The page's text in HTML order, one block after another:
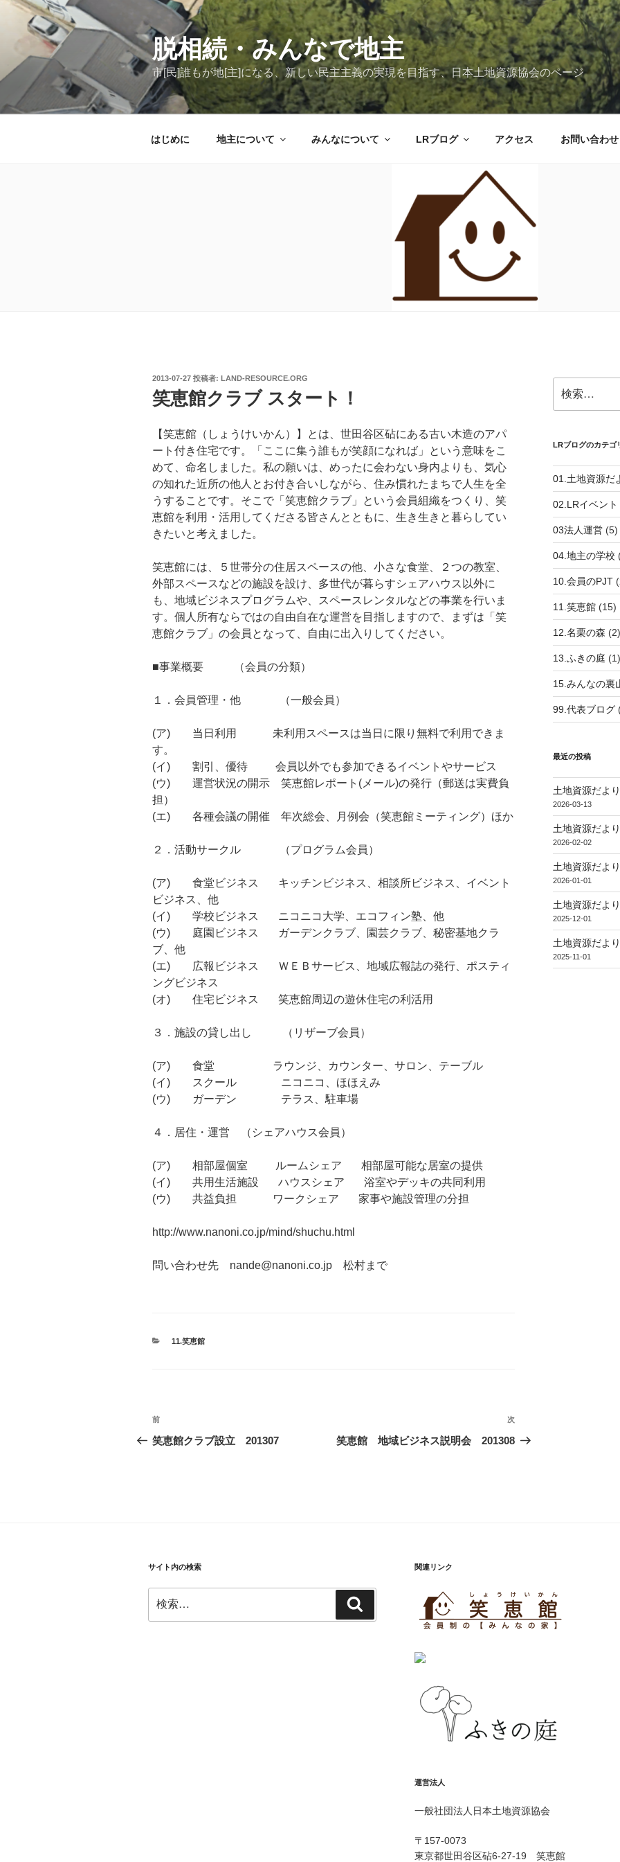
ツ
ス
脱相続・みんなで地主
市[民]誰もが地[主]になる、新しい民主主義の実現を目指す、日本土地資源協会のページ
はじめに 地主について みんなについて LRブログ アクセス お問い合わせ
投
稿
日:
2013-07-27 投稿者: LAND-RESOURCE.ORG
笑恵館クラブ スタート！
【笑恵館（しょうけいかん）】とは、世田谷区砧にある古い木造のアパ
ート付き住宅です。「ここに集う誰もが笑顔になれば」という意味をこ
めて、命名しました。私の願いは、めったに会わない身内よりも、気心
の知れた近所の他人とお付き合いしながら、住み慣れたまちで人生を全
うすることです。そこで「笑恵館クラブ」という会員組織をつくり、笑
恵館を利用・活用してくださる皆さんとともに、生き生きと暮らしてい
きたいと考えました。
笑恵館には、５世帯分の住居スペースの他、小さな食堂、２つの教室、
外部スペースなどの施設を設け、多世代が暮らすシェアハウス以外に
も、地域ビジネスプログラムや、スペースレンタルなどの事業を行いま
す。個人所有ならではの自由自在な運営を目指しますので、まずは「笑
恵館クラブ」の会員となって、自由に出入りしてください。
■事業概要 （会員の分類）
１．会員管理・他 （一般会員）
(ア) 当日利用 未利用スペースは当日に限り無料で利用できま
す。
(イ) 割引、優待 会員以外でも参加できるイベントやサービス
(ウ) 運営状況の開示 笑恵館レポート(メール)の発行（郵送は実費負
担）
(エ) 各種会議の開催 年次総会、月例会（笑恵館ミーティング）ほか
２．活動サークル （プログラム会員）
(ア) 食堂ビジネス キッチンビジネス、相談所ビジネス、イベント
ビジネス、他
(イ) 学校ビジネス ニコニコ大学、エコフィン塾、他
(ウ) 庭園ビジネス ガーデンクラブ、園芸クラブ、秘密基地クラ
ブ、他
(エ) 広報ビジネス ＷＥＢサービス、地域広報誌の発行、ポスティ
ングビジネス
(オ) 住宅ビジネス 笑恵館周辺の遊休住宅の利活用
３．施設の貸し出し （リザーブ会員）
(ア) 食堂 ラウンジ、カウンター、サロン、テーブル
(イ) スクール ニコニコ、ほほえみ
(ウ) ガーデン テラス、駐車場
４．居住・運営 （シェアハウス会員）
(ア) 相部屋個室 ルームシェア 相部屋可能な居室の提供
(イ) 共用生活施設 ハウスシェア 浴室やデッキの共同利用
(ウ) 共益負担 ワークシェア 家事や施設管理の分担
http://www.nanoni.co.jp/mind/shuchu.html
問い合わせ先 nande@nanoni.co.jp 松村まで
カ
11.笑恵館
投
稿
シ
ョ
ン
前
の
前
笑恵館クラブ設立 201307
次
の
次
笑恵館 地域ビジネス説明会 201308
索:
LRブログのカテゴ
01.土地資源だ
02.LRイベント
03法人運営(5)
04.地主の学校
10.会員のPJT
11.笑恵館(15)
12.名栗の森 (2)
13.ふきの庭 (1)
15.みんなの裏
99.代表ブログ
最近の投稿
土地資源だよ
2026-03-13
土地資源だよ
2026-02-02
土地資源だよ
2026-01-01
土地資源だよ
2025-12-01
土地資源だよ
2025-11-01
サイト内の検索
索:
索
関連リンク
運営法人
一般社団法人日本土地資源協会
〒157-0073
東京都世田谷区砧6-27-19 笑恵館